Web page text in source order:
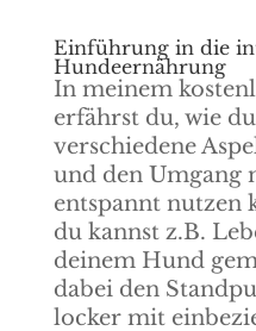
Einführung in die
Hundeernährung
In meinem
erfährst du, wie
verschiedene
und den
entspannt nutzen
du kannst z.B.
deinem Hund
dabei den
locker mit